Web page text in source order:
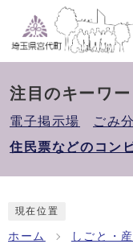
注目のキーワー
電子掲示場
ごみ
住民票などのコン
現在位置
ホーム しごと・